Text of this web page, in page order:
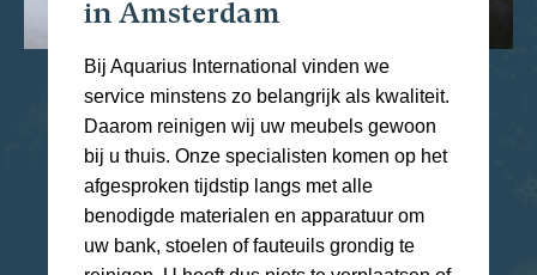
in Amsterdam
Bij Aquarius International vinden we
service minstens zo belangrijk als kwaliteit.
Daarom reinigen wij uw meubels gewoon
bij u thuis. Onze specialisten komen op het
afgesproken tijdstip langs met alle
benodigde materialen en apparatuur om
uw bank, stoelen of fauteuils grondig te